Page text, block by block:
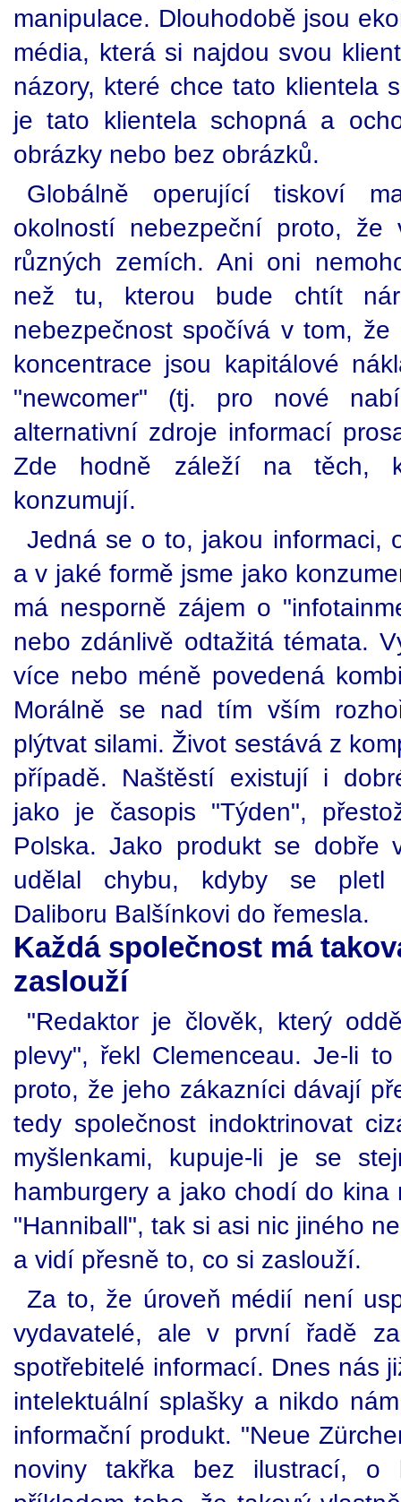
manipulace. Dlouhodobě jsou
média, která si najdou svou
názory, které chce tato klientela
je tato klientela schopná a
obrázky nebo bez obrázků.
Globálně operující tiskoví
okolností nebezpeční proto,
různých zemích. Ani oni
než tu, kterou bude chtít
nebezpečnost spočívá v tom,
koncentrace jsou kapitálové
"newcomer" (tj. pro nové
alternativní zdroje informací
Zde hodně záleží na těch,
konzumují.
Jedná se o to, jakou informaci,
a v jaké formě jsme jako
má nesporně zájem o
nebo zdánlivě odtažitá témata.
více nebo méně povedená
Morálně se nad tím vším
plýtvat silami. Život sestává z
případě. Naštěstí existují i
jako je časopis "Týden",
Polska. Jako produkt se dobře
udělal chybu, kdyby se pletl
Daliboru Balšínkovi do řemesla.
Každá společnost má
zaslouží
"Redaktor je člověk, který
plevy", řekl Clemenceau. Je-li
proto, že jeho zákazníci dávají
tedy společnost indoktrinovat
myšlenkami, kupuje-li je se
hamburgery a jako chodí do
"Hanniball", tak si asi nic jiného
a vidí přesně to, co si zaslouží.
Za to, že úroveň médií není
vydavatelé, ale v první řadě
spotřebitelé informací. Dnes nás
intelektuální splašky a nikdo
informační produkt. "Neue
noviny takřka bez ilustrací, o